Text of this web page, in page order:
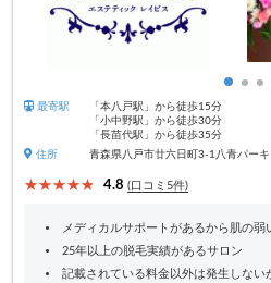
最寄駅
「本八戸駅」から徒歩15分
「小中野駅」から徒歩30分
「長苗代駅」から徒歩35分
住所
青森県八戸市廿六日町3-1八青パー
4.8 (口コミ5件)
メディカルサポートがあるから肌の弱
25年以上の脱毛実績があるサロン
記載されている料金以外は発生しない